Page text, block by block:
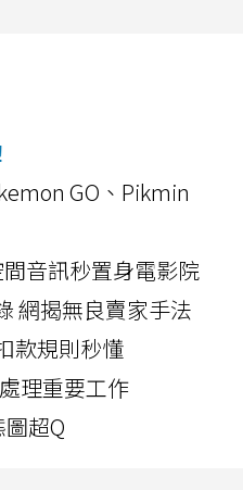
GO、Pikmin
間音訊秒置身電影院
網揭無良賣家手法
款規則秒懂
理重要工作
超Q